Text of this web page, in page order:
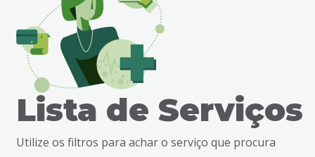
busca
Lista de Serviços
Utilize os filtros para achar o serviço que procura